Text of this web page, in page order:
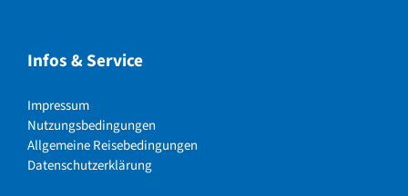
Infos & Service
Impressum
Nutzungsbedingungen
Allgemeine Reisebedingungen
Datenschutzerklärung